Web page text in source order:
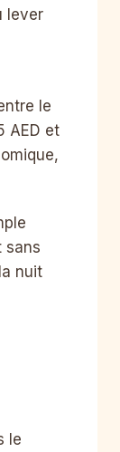
lever
le
AED et
sans
nuit
le